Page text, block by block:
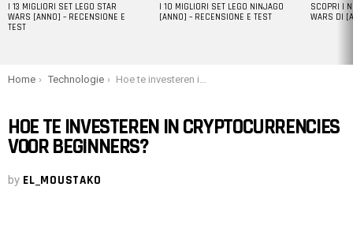
I 13 MIGLIORI SET LEGO STAR
WARS [ANNO] – RECENSIONE E
TEST
I 10 MIGLIORI SET LEGO NINJAGO
[ANNO] – RECENSIONE E TEST
SCOPRI I
WARS DI
You are here:
Home Technologie Hoe te investeren in cryptocurrencies voor beginners?
HOE TE INVESTEREN IN CRYPTOCURRENCIES
VOOR BEGINNERS?
by EL_MOUSTAKO